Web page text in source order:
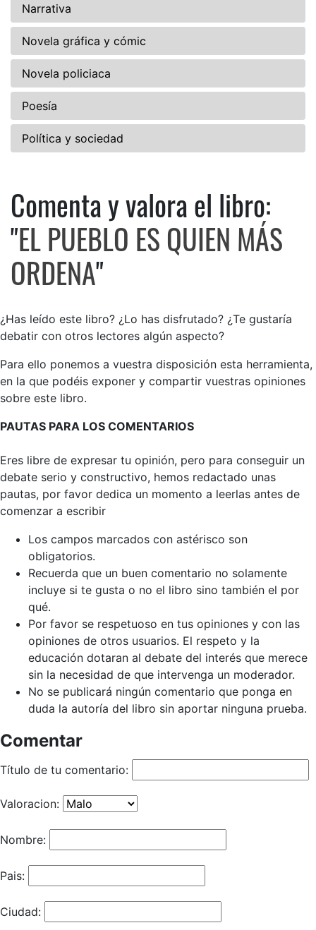
Narrativa
Novela gráfica y cómic
Novela policiaca
Poesía
Política y sociedad
Comenta y valora el libro: EL
Comenta y valora el libro:
"EL PUEBLO ES QUIEN MÁS
ORDENA"
¿Has leído este libro? ¿Lo has disfrutado? ¿Te gustaría
debatir con otros lectores algún aspecto?
Para ello ponemos a vuestra disposición esta herramienta,
en la que podéis exponer y compartir vuestras opiniones
sobre este libro.
PAUTAS PARA LOS COMENTARIOS
Eres libre de expresar tu opinión, pero para conseguir un
debate serio y constructivo, hemos redactado unas
pautas, por favor dedica un momento a leerlas antes de
comenzar a escribir
Los campos marcados con astérisco son
obligatorios.
Recuerda que un buen comentario no solamente
incluye si te gusta o no el libro sino también el por
qué.
Por favor se respetuoso en tus opiniones y con las
opiniones de otros usuarios. El respeto y la
educación dotaran al debate del interés que merece
sin la necesidad de que intervenga un moderador.
No se publicará ningún comentario que ponga en
duda la autoría del libro sin aportar ninguna prueba.
Comentar
Título de tu comentario:
Valoracion:
Nombre:
Pais:
Ciudad: